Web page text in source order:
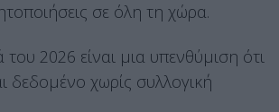
σε όλη τη χώρα.
2026 είναι μια υπενθύμιση ότι
δεδομένο χωρίς συλλογική